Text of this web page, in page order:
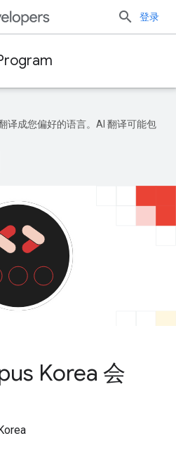
登录
译成您偏好的语言。AI 翻译可能包
Korea 会